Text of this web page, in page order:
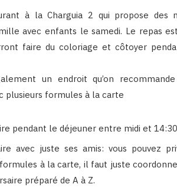
à la Charguia 2 qui propose
avec enfants le samedi. Le repas
faire du coloriage et côtoyer
un endroit qu’on
plusieurs formules à la carte
pendant le déjeuner entre midi et
avec juste ses amis: vous pouvez
à la carte, il faut juste
préparé de A à Z.